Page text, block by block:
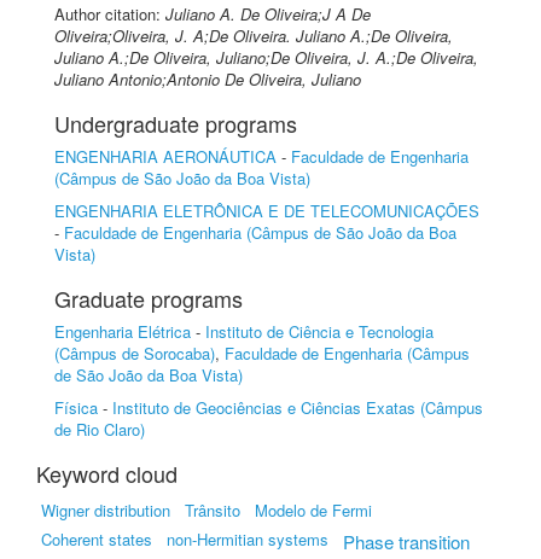
Author citation: Juliano A. De Oliveira;J A De
Oliveira;Oliveira, J. A;De Oliveira. Juliano A.;De Oliveira,
Juliano A.;De Oliveira, Juliano;De Oliveira, J. A.;De Oliveira,
Juliano Antonio;Antonio De Oliveira, Juliano
Undergraduate programs
ENGENHARIA AERONÁUTICA - Faculdade de Engenharia
(Câmpus de São João da Boa Vista)
ENGENHARIA ELETRÔNICA E DE TELECOMUNICAÇÕES
- Faculdade de Engenharia (Câmpus de São João da Boa
Vista)
Graduate programs
Engenharia Elétrica - Instituto de Ciência e Tecnologia
(Câmpus de Sorocaba), Faculdade de Engenharia (Câmpus
de São João da Boa Vista)
Física - Instituto de Geociências e Ciências Exatas (Câmpus
de Rio Claro)
Keyword cloud
Wigner distribution Trânsito
Modelo de Fermi
Coherent states
non-Hermitian systems Phase transition